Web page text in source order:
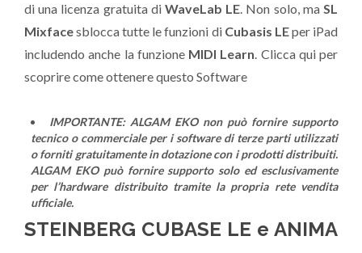
di una licenza gratuita diWaveLab LE. Non solo, maSL
Mixfacesblocca tutte le funzioni di Cubasis LEper iPad
includendo anche la funzione MIDI Learn. Clicca qui per
scoprire come ottenere questo Software
IMPORTANTE: ALGAM EKO non può fornire supporto
tecnico o commerciale per i software di terze parti utilizzati
o forniti gratuitamente in dotazione con i prodotti distribuiti.
ALGAM EKO può fornire supporto solo ed esclusivamente
per l’hardware distribuito tramite la propria rete vendita
ufficiale.
STEINBERG CUBASE LE e ANIMA